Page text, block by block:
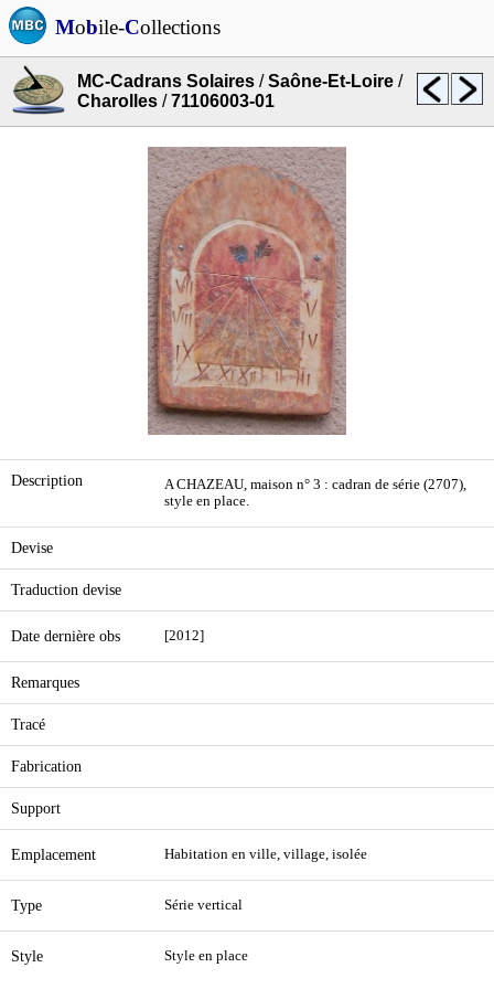
Mobile-Collections
MC-Cadrans Solaires /Saône-Et-Loire /
Charolles /71106003-01
Description
A CHAZEAU, maison n° 3 : cadran de série (2707),
style en place.
Devise
Traduction devise
Date dernière obs [2012]
Remarques
Tracé
Fabrication
Support
Emplacement Habitation en ville, village, isolée
Type Série vertical
Style Style en place